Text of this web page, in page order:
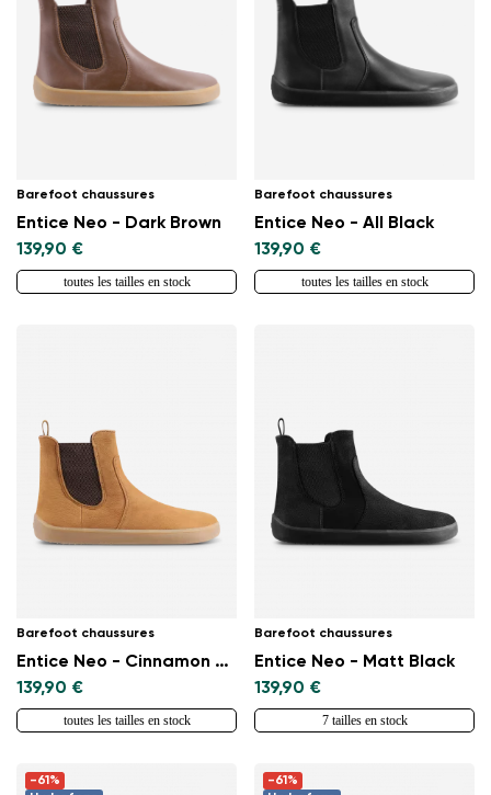
Barefoot chaussures
Entice Neo - Dark Brown
139,90 €
toutes les tailles en stock
Barefoot chaussures
Entice Neo - All Black
139,90 €
toutes les tailles en stock
Barefoot chaussures
Entice Neo - Cinnamon Brown
139,90 €
toutes les tailles en stock
Barefoot chaussures
Entice Neo - Matt Black
139,90 €
7 tailles en stock
-61%
-61%